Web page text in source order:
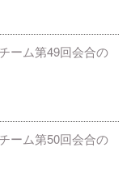
ーム第49回会合の
ーム第50回会合の